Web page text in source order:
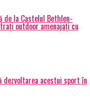
la Castelul Bethlen-
outdoor amenajați cu
dezvoltarea acestui sport în